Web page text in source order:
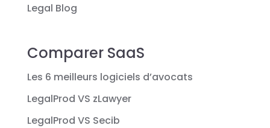
Legal Blog
Comparer SaaS
Les 6 meilleurs logiciels d’avocats
LegalProd VS zLawyer
LegalProd VS Secib